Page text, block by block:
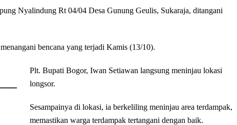
Nyalindung Rt 04/04 Desa Gunung Geulis, Sukaraja, ditangani
bencana yang terjadi Kamis (13/10).
Plt. Bupati Bogor, Iwan Setiawan langsung meninjau lokasi
longsor.
Sesampainya di lokasi, ia berkeliling meninjau area terdampak,
memastikan warga terdampak tertangani dengan baik.